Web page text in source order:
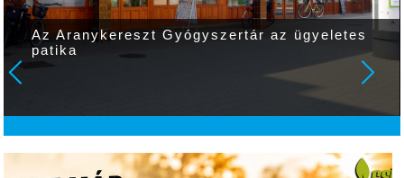
Az Aranykereszt Gyógyszertár az ügyeletes
patika